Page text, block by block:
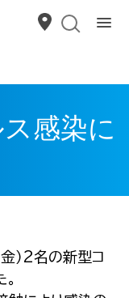
感染に
）2名の新型コ